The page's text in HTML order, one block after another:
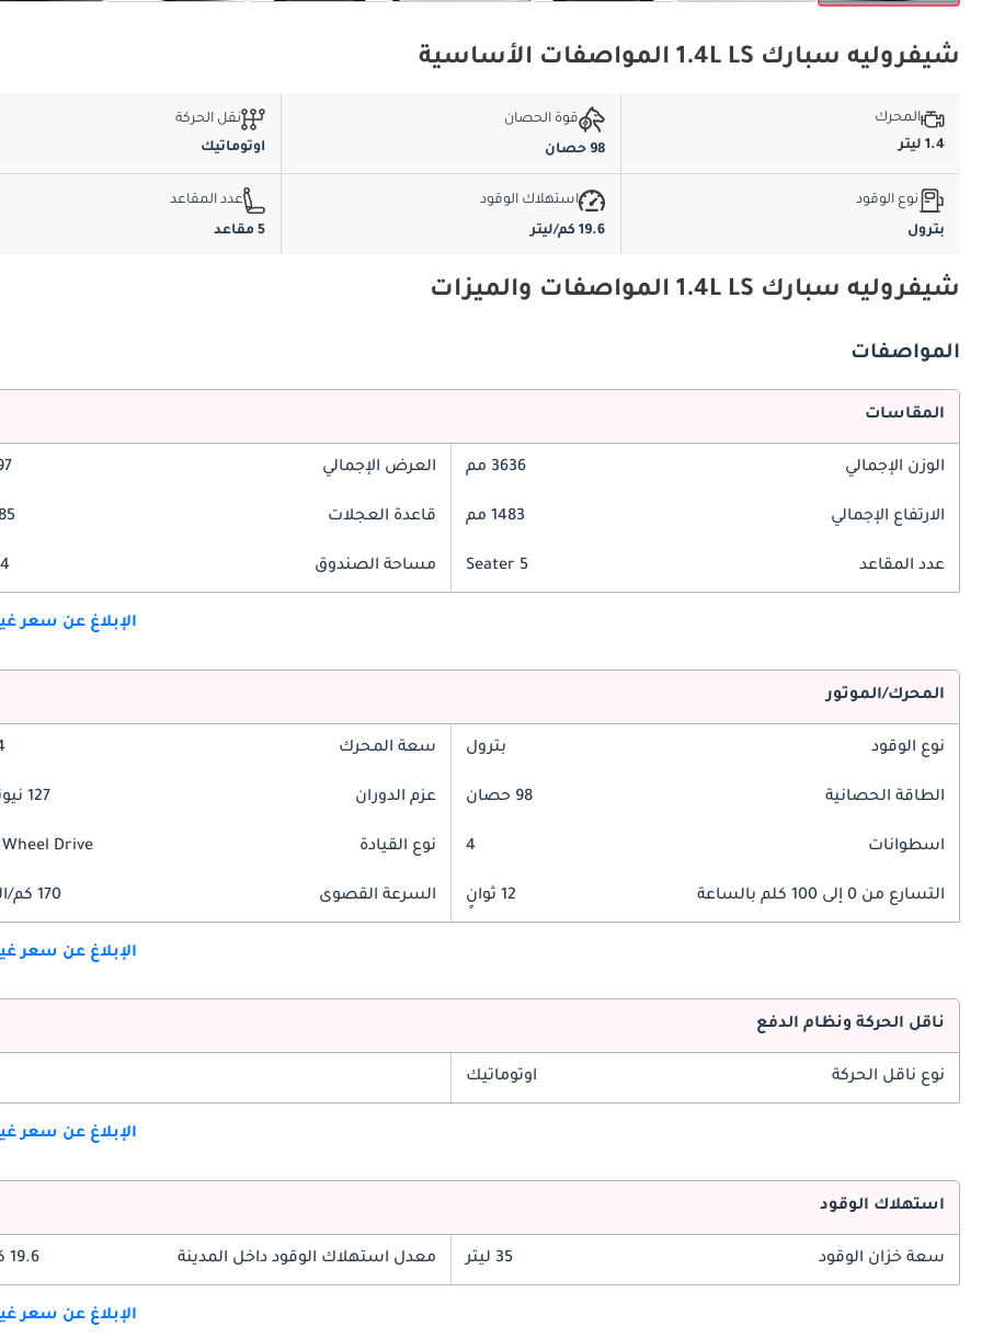
شيفروليه سبارك 1.4L LS المواصفات الأساسية
المحرك
1.4 ليتر
قوة الحصان
98 حصان
نقل الحركة
اوتوماتيك
نوع الوقود
بترول
استهلاك الوقود
19.6 كم/ليتر
عدد المقاعد
5 مقاعد
شيفروليه سبارك 1.4L LS المواصفات والميزات
المواصفات
المقاسات
الوزن الإجمالي 3636 مم العرض الإجمالي
الارتفاع الإجمالي 1483 مم قاعدة العجلات
عدد المقاعد 5 Seater مساحة الصندوق
الإبلاغ عن سعر
المحرك/الموتور
نوع الوقود بترول سعة المحرك
الطاقة الحصانية 98 حصان عزم الدوران 127 نيوتن-متر
اسطوانات 4 نوع القيادة Drive
التسارع من 0 إلى 100 كلم بالساعة 12 ثوانٍ السرعة القصوى 170 كم/الساعة
الإبلاغ عن سعر
ناقل الحركة ونظام الدفع
نوع ناقل الحركة اوتوماتيك
الإبلاغ عن سعر
استهلاك الوقود
سعة خزان الوقود 35 ليتر معدل استهلاك الوقود داخل المدينة 19.6 كم/ليتر
الإبلاغ عن سعر